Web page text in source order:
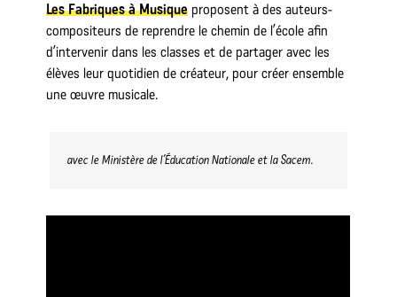
Les Fabriques à Musique proposent à des auteurs-
compositeurs de reprendre le chemin de l’école afin
d’intervenir dans les classes et de partager avec les
élèves leur quotidien de créateur, pour créer ensemble
une œuvre musicale.
avec le Ministère de l’Éducation Nationale et la Sacem.